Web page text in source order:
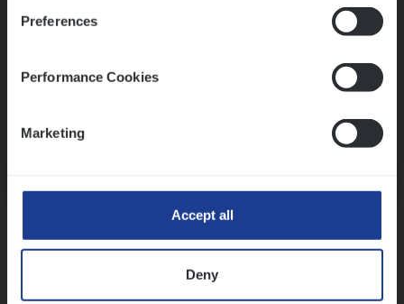
Preferences
Performance Cookies
Marketing
Accept all
Deny